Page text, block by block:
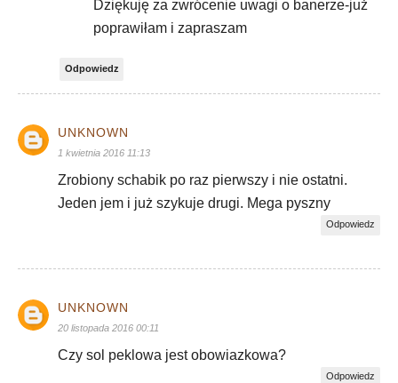
Dziękuję za zwrócenie uwagi o banerze-już
poprawiłam i zapraszam
Odpowiedz
UNKNOWN
1 kwietnia 2016 11:13
Zrobiony schabik po raz pierwszy i nie ostatni.
Jeden jem i już szykuje drugi. Mega pyszny
Odpowiedz
UNKNOWN
20 listopada 2016 00:11
Czy sol peklowa jest obowiazkowa?
Odpowiedz